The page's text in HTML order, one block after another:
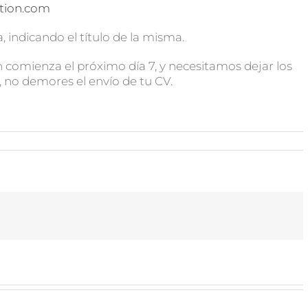
indicando el título de la misma.
el próximo día 7, y necesitamos dejar los
demores el envío de tu CV.